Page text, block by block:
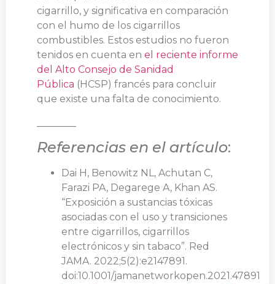
cigarrillo, y significativa en comparación
con el humo de los cigarrillos
combustibles. Estos estudios no fueron
tenidos en cuenta en el reciente informe
del Alto Consejo de Sanidad
Pública (HCSP) francés para concluir
que existe una falta de conocimiento.
Referencias en el artículo:
Dai H, Benowitz NL, Achutan C,
Farazi PA, Degarege A, Khan AS.
“Exposición a sustancias tóxicas
asociadas con el uso y transiciones
entre cigarrillos, cigarrillos
electrónicos y sin tabaco”. Red
JAMA. 2022;5(2):e2147891.
doi:10.1001/jamanetworkopen.2021.47891